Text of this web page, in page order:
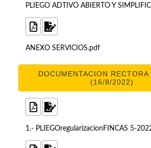
PLIEGO ADTIVO ABIERTO Y
ANEXO SERVICIOS.pdf
DOCUMENTACION
(16/8/2022)
1.- PLIEGOregularizacionFINCAS 5-